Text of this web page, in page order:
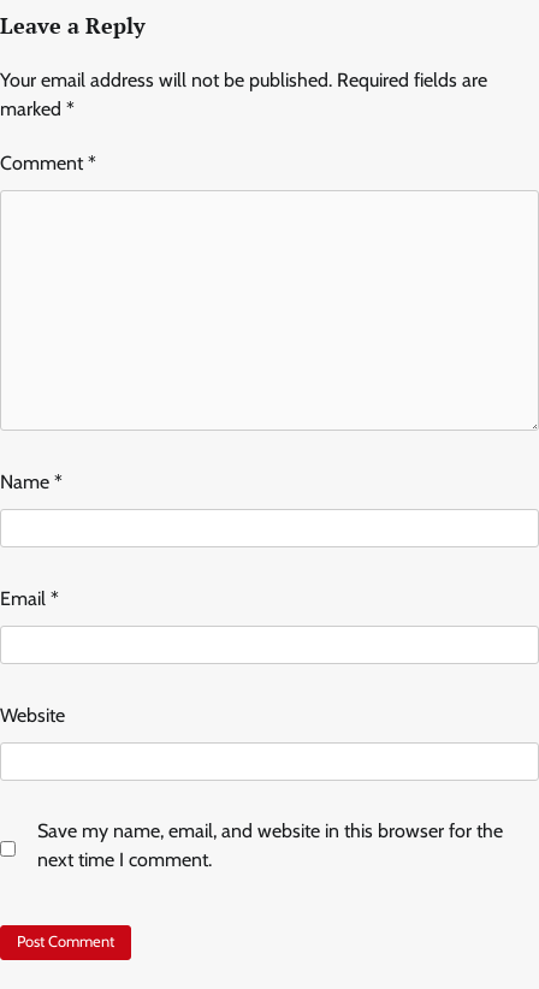
Leave a Reply
Your email address will not be published. Required fields are
marked *
Comment*
Name *
Email *
Website
Save my name, email, and website in this browser for the
next time I comment.